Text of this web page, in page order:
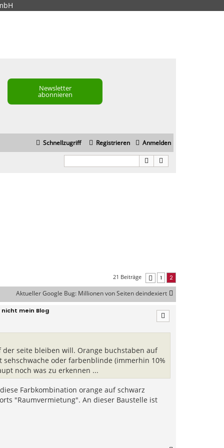
Newsletter
abonnieren
Schnellzugriff Anmelden
Registrieren
21 Beiträge Vorherige
1 2
Aktueller Google Bug: Millionen von Seiten deindexiert
mein Blog
seite bleiben will. Orange buchstaben auf
oder farbenblinde (immerhin 10%
noch was zu erkennen ...
Farbkombination orange auf schwarz
"Raumvermietung". An dieser Baustelle ist